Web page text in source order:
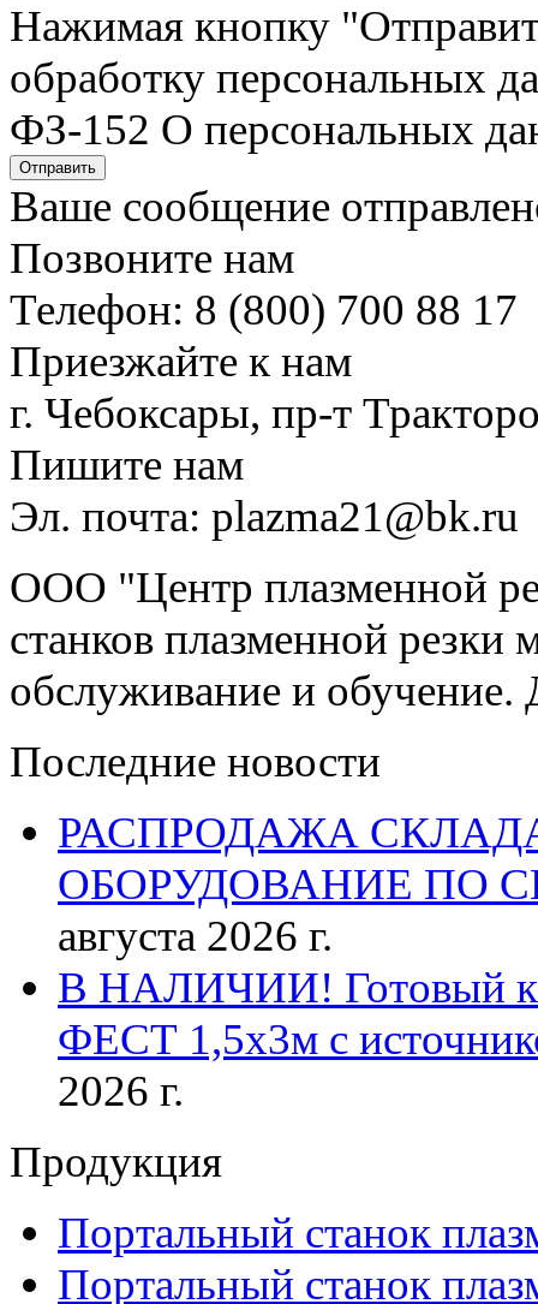
Нажимая кнопку
обработку персональных
ФЗ-152 О персональных
Отправить
Ваше сообщение
Позвоните нам
Телефон: 8 (800) 700 88 17
Приезжайте к нам
г. Чебоксары, пр-т
Пишите нам
Эл. почта: plazma21@bk.ru
ООО "Центр плазменной
станков плазменной резки
обслуживание и обучение.
Последние новости
РАСПРОДАЖА
ОБОРУДОВАНИЕ ПО
августа 2026 г.
В НАЛИЧИИ! Готовый к
ФЕСТ 1,5х3м с
2026 г.
Продукция
Портальный станок
Портальный станок